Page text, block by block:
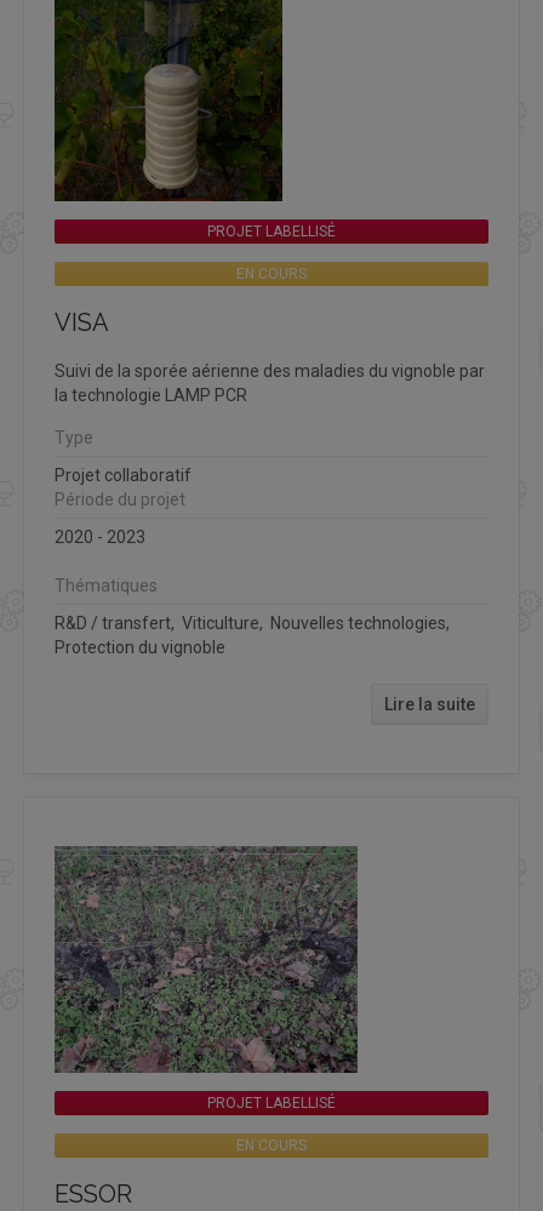
PROJET LABELLISÉ
EN COURS
VISA
Suivi de la sporée aérienne des maladies du vignoble par
la technologie LAMP PCR
Type
Projet collaboratif
Période du projet
2020 - 2023
Thématiques
R&D / transfert, Viticulture, Nouvelles technologies,
Protection du vignoble
Lire la suite
PROJET LABELLISÉ
EN COURS
ESSOR